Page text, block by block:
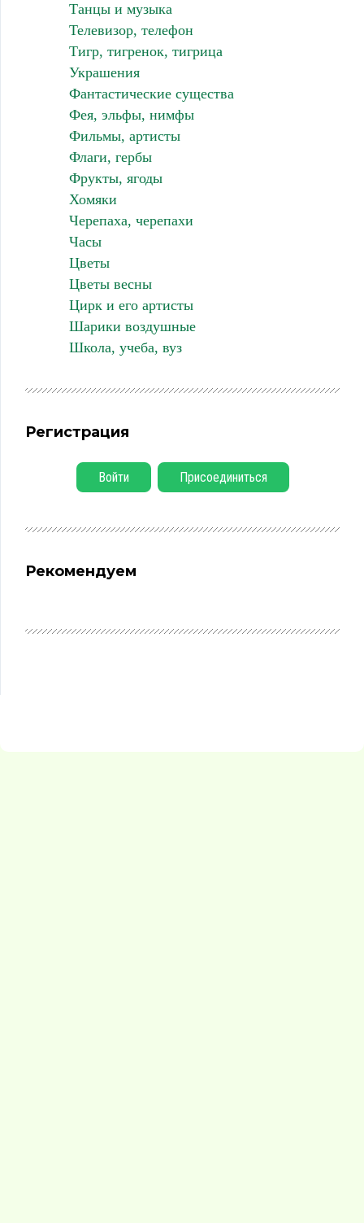
Танцы и музыка
Телевизор, телефон
Тигр, тигренок, тигрица
Украшения
Фантастические существа
Фея, эльфы, нимфы
Фильмы, артисты
Флаги, гербы
Фрукты, ягоды
Хомяки
Черепаха, черепахи
Часы
Цветы
Цветы весны
Цирк и его артисты
Шарики воздушные
Школа, учеба, вуз
Регистрация
Войти Присоединиться
Рекомендуем